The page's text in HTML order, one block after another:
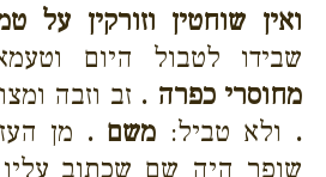
ואין שוחטין וזורקין על
שבידו לטבול היום
מחוסרי כפרה . זב וזבה
. ולא טביל: משם . מן
שופר היה שם שכתוב